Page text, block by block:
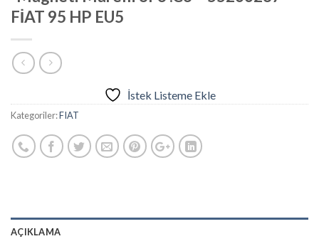
FİAT 95 HP EU5
İstek Listeme Ekle
Kategoriler:FIAT
AÇIKLAMA